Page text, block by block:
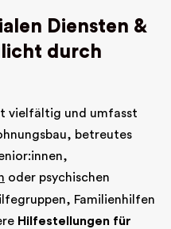
Diensten &
durch
vielfältig und umfasst
betreutes
oder psychischen
Familienhilfen
Hilfestellungen für